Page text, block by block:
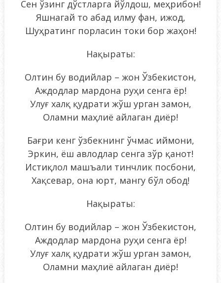
Сен ўзинг дўстларга йўлдош, меҳрибон!
Яшнагай то абад илму фан, ижод,
Шуҳратинг порласин токи бор жаҳон!
Нақыраты:
Олтин бу водийлар – жон Ўзбекистон,
Аждодлар мардона руҳи сенга ёр!
Улуғ халқ қудрати жўш урган замон,
Оламни маҳлиё айлаган диёр!
Бағри кенг ўзбекнинг ўчмас иймони,
Эркин, ёш авлодлар сенга зўр қанот!
Истиқлол машъали тинчлик посбони,
Хақсевар, она юрт, мангу бўл обод!
Нақыраты:
Олтин бу водийлар – жон Ўзбекистон,
Аждодлар мардона руҳи сенга ёр!
Улуғ халқ қудрати жўш урган замон,
Оламни маҳлиё айлаган диёр!